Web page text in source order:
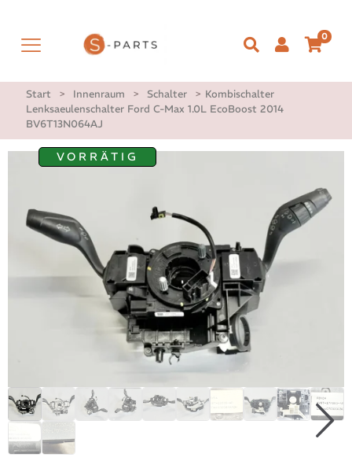
0
Start > Innenraum > Schalter > Kombischalter
Lenksaeulenschalter Ford C-Max 1.0L EcoBoost 2014
BV6T13N064AJ
VORRÄTIG